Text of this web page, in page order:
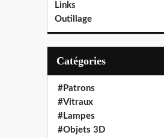
Links
Outillage
Catégories
#Patrons
#Vitraux
#Lampes
#Objets 3D